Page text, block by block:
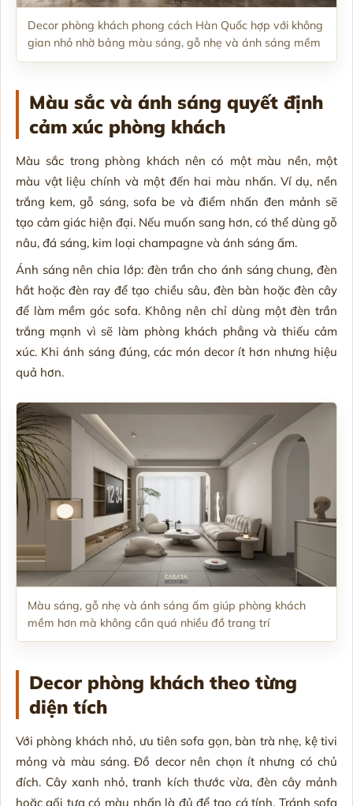
Decor phòng khách phong cách Hàn Quốc hợp với không
gian nhỏ nhờ bảng màu sáng, gỗ nhẹ và ánh sáng mềm
Màu sắc và ánh sáng quyết định
cảm xúc phòng khách
Màu sắc trong phòng khách nên có một màu nền, một
màu vật liệu chính và một đến hai màu nhấn. Ví dụ, nền
trắng kem, gỗ sáng, sofa be và điểm nhấn đen mảnh sẽ
tạo cảm giác hiện đại. Nếu muốn sang hơn, có thể dùng gỗ
nâu, đá sáng, kim loại champagne và ánh sáng ấm.
Ánh sáng nên chia lớp: đèn trần cho ánh sáng chung, đèn
hắt hoặc đèn ray để tạo chiều sâu, đèn bàn hoặc đèn cây
để làm mềm góc sofa. Không nên chỉ dùng một đèn trần
trắng mạnh vì sẽ làm phòng khách phẳng và thiếu cảm
xúc. Khi ánh sáng đúng, các món decor ít hơn nhưng hiệu
quả hơn.
Màu sáng, gỗ nhẹ và ánh sáng ấm giúp phòng khách
mềm hơn mà không cần quá nhiều đồ trang trí
Decor phòng khách theo từng
diện tích
Với phòng khách nhỏ, ưu tiên sofa gọn, bàn trà nhẹ, kệ tivi
mỏng và màu sáng. Đồ decor nên chọn ít nhưng có chủ
đích. Cây xanh nhỏ, tranh kích thước vừa, đèn cây mảnh
hoặc gối tựa có màu nhấn là đủ để tạo cá tính. Tránh sofa